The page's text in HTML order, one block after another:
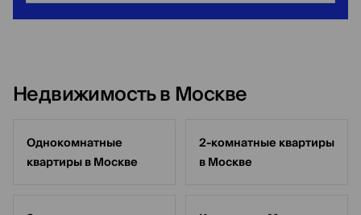
Недвижимость в Москве
Однокомнатные
квартиры в Москве
2-комнатные квартиры
в Москве